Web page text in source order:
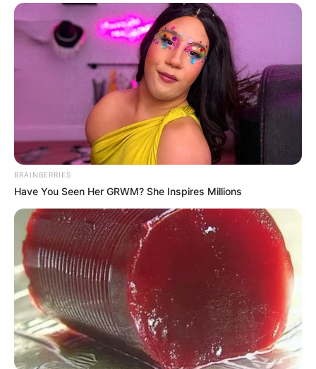
NT Επιμέλεια
Συντακτική Ομάδα
Δημοσίευση
29/06/2025, 20:18 · 8:18 ΜΜ
Τελευταία ενημέρωση
29/06/2025, 20:18 · 8:18 ΜΜ
Ελλάδα
Κοινοποίησε άρθρο
Ανακαλύψτε περισσότερα άρθρα στα αποτελέσματα
αναζήτησης.
BRAINBERRIES
Have You Seen Her GRWM? She Inspires Millions